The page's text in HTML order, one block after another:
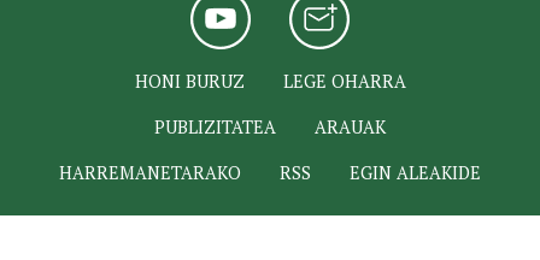
HONI BURUZ
LEGE OHARRA
PUBLIZITATEA
ARAUAK
HARREMANETARAKO
RSS EGIN ALEAKIDE